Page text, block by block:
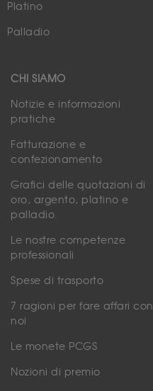
Platino
Palladio
CHI SIAMO
Notizie e informazioni
pratiche
Fatturazione e
confezionamento
Grafici delle quotazioni di
oro, argento, platino e
palladio.
Le nostre competenze
professionali
Spese di trasporto
7 ragioni per fare affari con
noi
Le monete PCGS
Nozioni di premio